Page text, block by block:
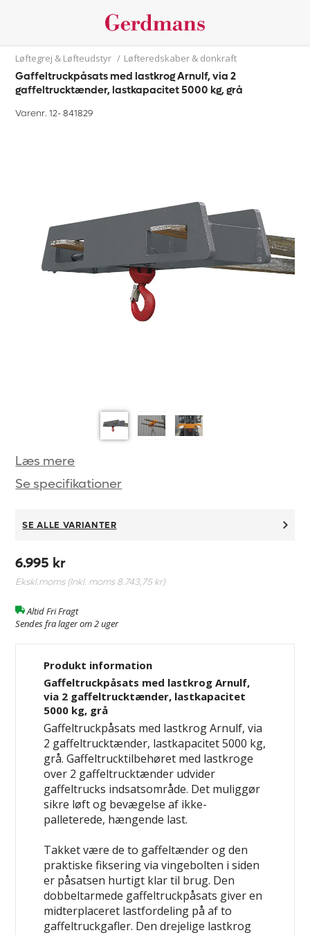
Løftegrej & Løfteudstyr / Løfteredskaber & donkraft
Gaffeltruckpåsats med lastkrog Arnulf, via 2
gaffeltrucktænder, lastkapacitet 5000 kg, grå
Varenr. 12-841829
Læs mere
Se specifikationer
SE ALLE VARIANTER
6.995 kr
Ekskl.moms (Inkl. moms8.743,75 kr)
Altid Fri Fragt
Sendes fra lager om 2 uger
Produkt information
Gaffeltruckpåsats med lastkrog Arnulf,
via 2 gaffeltrucktænder, lastkapacitet
5000 kg, grå
Gaffeltruckpåsats med lastkrog Arnulf, via
2 gaffeltrucktænder, lastkapacitet 5000 kg,
grå. Gaffeltrucktilbehøret med lastkroge
over 2 gaffeltrucktænder udvider
gaffeltrucks indsatsområde. Det muliggør
sikre løft og bevægelse af ikke-
palleterede, hængende last.
Takket være de to gaffeltænder og den
praktiske fiksering via vingebolten i siden
er påsatsen hurtigt klar til brug. Den
dobbeltarmede gaffeltruckpåsats giver en
midterplaceret lastfordeling på af to
gaffeltruckgafler. Den drejelige lastkrog